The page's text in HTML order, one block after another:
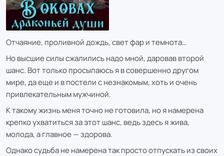
Отчаяние, проливной дождь, свет фар и темнота…
Но высшие силы сжалились надо мной, даровав второй
шанс. Вот только просыпаюсь я в совершенно другом
мире, да еще и в постели с незнакомым, хоть и очень
привлекательным мужчиной.
К такому жизнь меня точно не готовила, но я намерена
крепко ухватиться за этот шанс, ведь здесь я жива,
молода, а главное — здорова.
Однако судьба не намерена так просто отпускать из своих